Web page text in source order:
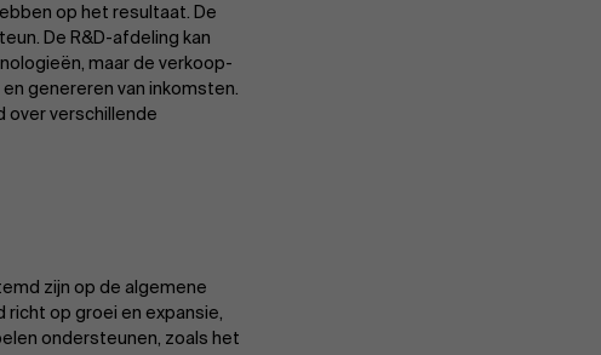
op het resultaat. De
De R&D-afdeling kan
maar de verkoop-
genereren van inkomsten.
over verschillende
zijn op de algemene
op groei en expansie,
ondersteunen, zoals het